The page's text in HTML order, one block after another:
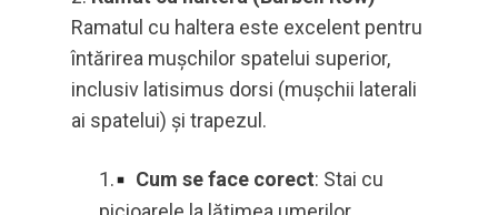
Ramatul cu haltera este excelent pentru
întărirea mușchilor spatelui superior,
inclusiv latisimus dorsi (mușchii laterali
ai spatelui) și trapezul.
Cum se face corect: Stai cu